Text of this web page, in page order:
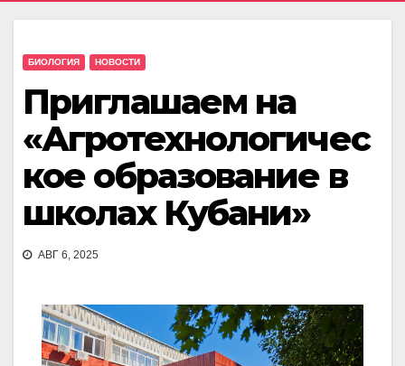
БИОЛОГИЯ НОВОСТИ
Приглашаем на
«Агротехнологичес
кое образование в
школах Кубани»
АВГ 6, 2025